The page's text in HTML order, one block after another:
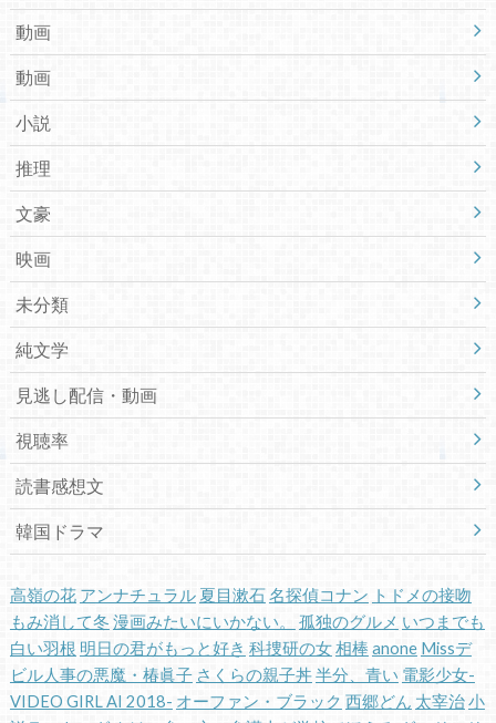
動画
動画
小説
推理
文豪
映画
未分類
純文学
見逃し配信・動画
視聴率
読書感想文
韓国ドラマ
高嶺の花 アンナチュラル 夏目漱石名探偵コナン トドメの接吻
もみ消して冬 漫画みたいにいかない。 孤独のグルメ いつまでも
白い羽根 明日の君がもっと好き 科捜研の女相棒 anone Missデ
ビル人事の悪魔・椿眞子 さくらの親子丼半分、青い 電影少女-
VIDEO GIRL AI 2018- オーファン・ブラック 西郷どん 太宰治小